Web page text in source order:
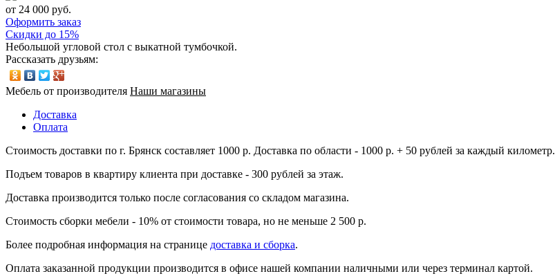
от 24 000 руб.
Оформить заказ
Скидки до 15%
Небольшой угловой стол с выкатной тумбочкой.
Рассказать друзьям:
Мебель от производителя Наши магазины
Доставка
Оплата
Стоимость доставки по г. Брянск составляет 1000 р. Доставка по области - 1000 р. + 50 рублей за каждый километр.
Подъем товаров в квартиру клиента при доставке - 300 рублей за этаж.
Доставка производится только после согласования со складом магазина.
Стоимость сборки мебели - 10% от стоимости товара, но не меньше 2 500 р.
Более подробная информация на странице доставка и сборка.
Оплата заказанной продукции производится в офисе нашей компании наличными или через терминал картой.